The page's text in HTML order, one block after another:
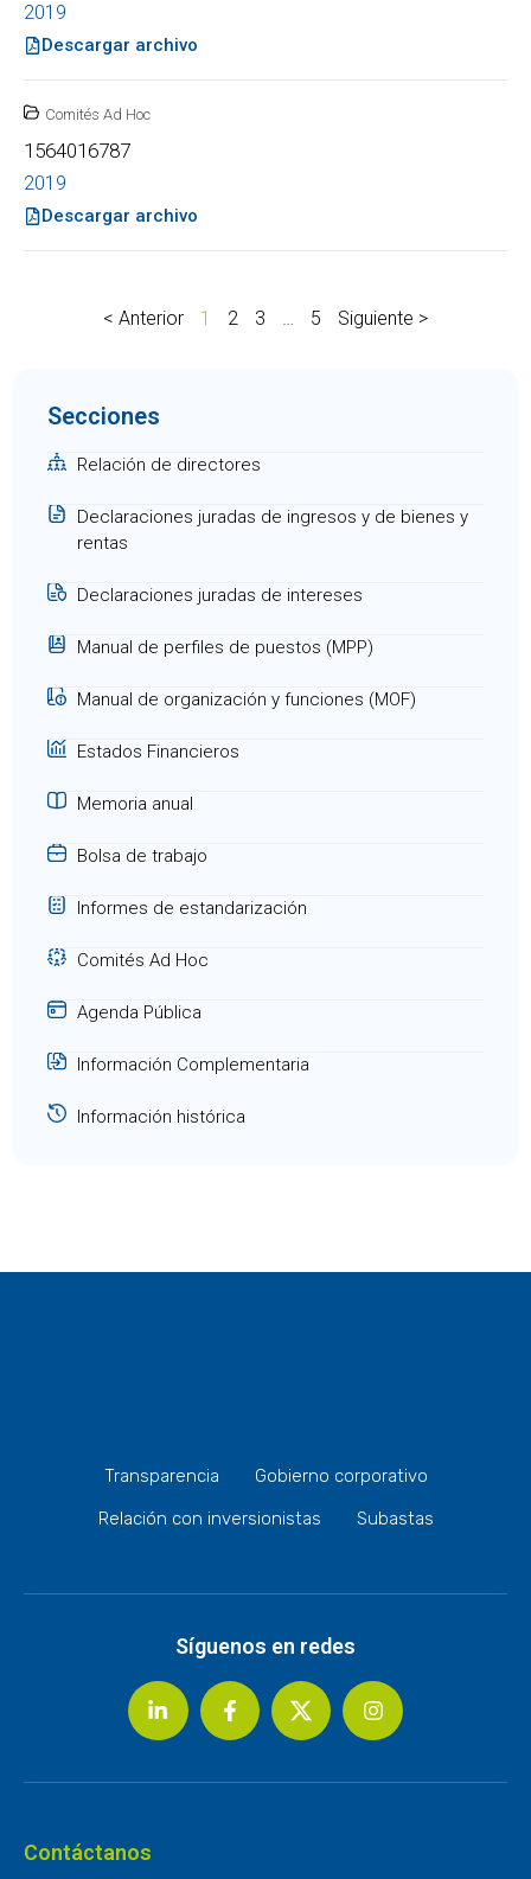
2019
Descargar archivo
Comités Ad Hoc
1564016787
2019
Descargar archivo
< Anterior 1 2 3 … 5 Siguiente >
Secciones
Relación de directores
Declaraciones juradas de ingresos y de bienes y
rentas
Declaraciones juradas de intereses
Manual de perfiles de puestos (MPP)
Manual de organización y funciones (MOF)
Estados Financieros
Memoria anual
Bolsa de trabajo
Informes de estandarización
Comités Ad Hoc
Agenda Pública
Información Complementaria
Información histórica
Transparencia
Gobierno corporativo
Relación con inversionistas
Subastas
Síguenos en redes
Contáctanos